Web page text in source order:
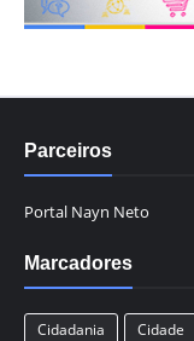
Parceiros
Portal Nayn Neto
Marcadores
Cidadania Cidade